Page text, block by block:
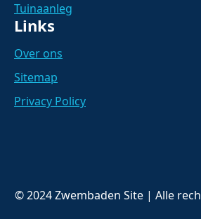
Tuinaanleg
Links
Over ons
Sitemap
Privacy Policy
© 2024 Zwembaden Site | Alle